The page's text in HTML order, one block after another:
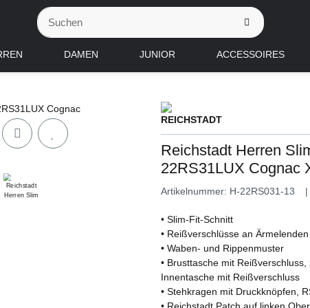
DAMEN JUNIOR ACCESSOIRES
Reichstadt Herren
22RS31LUX Cognac
Artikelnummer: H-22RS031-13
• Slim-Fit-Schnitt
• Reißverschlüsse an
• Waben- und Rippenmuster
• Brusttasche mit
Innentasche mit Reißverschluss
• Stehkragen mit Druckknöpfen,
• Reichstadt Patch auf linken